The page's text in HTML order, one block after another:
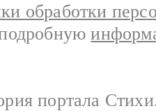
обработки
портала